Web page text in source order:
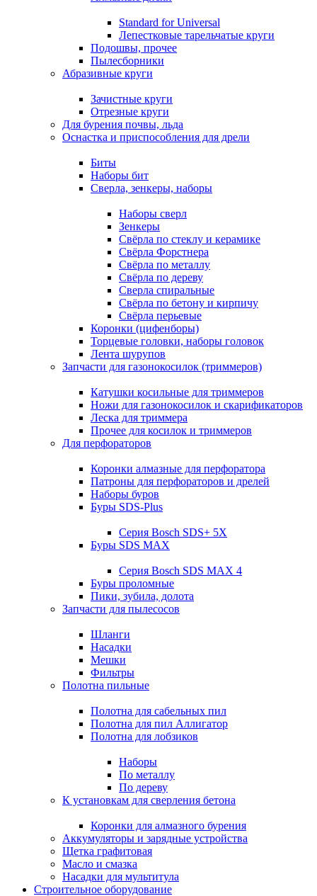
Standard for Universal
Лепестковые тарельчатые круги
Подошвы, прочее
Пылесборники
Абразивные круги
Зачистные круги
Отрезные круги
Для бурения почвы, льда
Оснастка и приспособления для дрели
Биты
Наборы бит
Сверла, зенкеры, наборы
Наборы сверл
Зенкеры
Свёрла по стеклу и керамике
Свёрла Форстнера
Свёрла по металлу
Свёрла по дереву
Сверла спиральные
Свёрла по бетону и кирпичу
Свёрла перьевые
Коронки (цифенборы)
Торцевые головки, наборы головок
Лента шурупов
Запчасти для газонокосилок (триммеров)
Катушки косильные для триммеров
Ножи для газонокосилок и скарификаторов
Леска для триммера
Прочее для косилок и триммеров
Для перфораторов
Коронки алмазные для перфоратора
Патроны для перфораторов и дрелей
Наборы буров
Буры SDS-Plus
Серия Bosch SDS+ 5X
Буры SDS MAX
Серия Bosch SDS MAX 4
Буры проломные
Пики, зубила, долота
Запчасти для пылесосов
Шланги
Насадки
Мешки
Фильтры
Полотна пильные
Полотна для сабельных пил
Полотна для пил Аллигатор
Полотна для лобзиков
Наборы
По металлу
По дереву
К установкам для сверления бетона
Коронки для алмазного бурения
Аккумуляторы и зарядные устройства
Щетка графитовая
Масло и смазка
Насадки для мультитула
Строительное оборудование